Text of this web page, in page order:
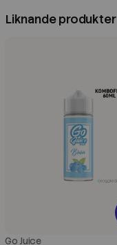
Liknande produkter
Go Juice